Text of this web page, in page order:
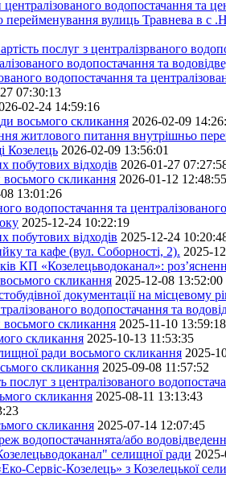
водопостачання та
перейменування вулиць Травнева в
послуг з централізрваного
водопостачання та
водопостачання та
07:30:13
02-24 14:59:16
восьмого скликання 2026-02-09
житлового питання внутрішньо
Козелець 2026-02-09 13:56:01
побутових відходів 2026-01-27
восьмого скликання 2026-01-12 12:48:55
13:01:26
водопостачання та
2025-12-24 10:22:19
побутових відходів 2025-12-24
та кафе (вул. Соборності, 2). 2025-
КП «Козелецьводоканал»:
скликання 2025-12-08 13:52:00
документації на місцевому
водопостачання та
восьмого скликання 2025-11-10 13:59:18
скликання 2025-10-13 11:53:35
ради восьмого скликання 2025-
скликання 2025-09-08 11:57:52
з централізованого
скликання 2025-08-11 13:13:43
скликання 2025-07-14 12:07:45
водопостачаннята/або
селищної ради
Сервіс-Козелець» з Козелецької